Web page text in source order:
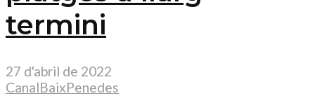
termini
27 d'abril de 2022
CanalBaixPenedes